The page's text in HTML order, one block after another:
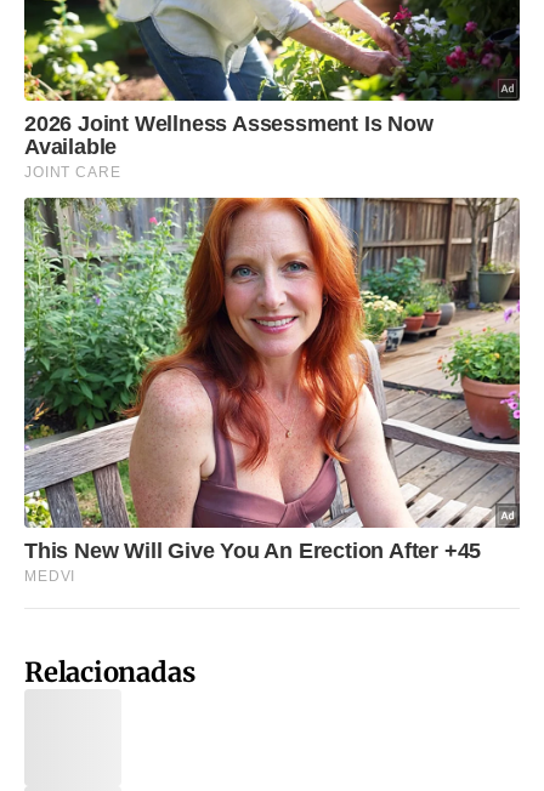
Relacionadas